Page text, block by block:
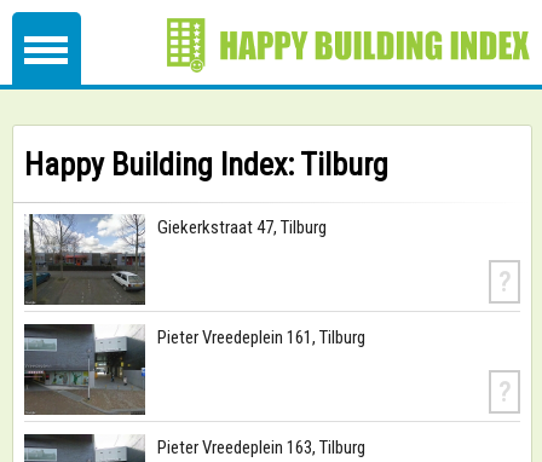
Happy Building Index: Tilburg
Giekerkstraat 47, Tilburg
?
Pieter Vreedeplein 161, Tilburg
?
Pieter Vreedeplein 163, Tilburg